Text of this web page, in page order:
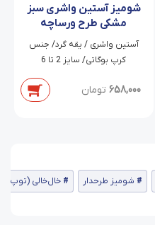
شومیز آستین واشری سبز
مشکی طرح ورساچه
زنجیری
آستین واشری / یقه گرد/ جنس
کرپ بوگاتی/ سایز 2 تا 6
658,000 تومان
شومیز طرحدار خال‌خالی